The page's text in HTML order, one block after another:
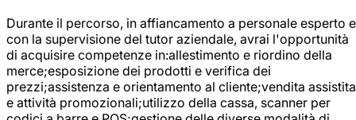
Durante il percorso, in affiancamento a personale esperto e
con la supervisione del tutor aziendale, avrai l'opportunità
di acquisire competenze in:allestimento e riordino della
merce;esposizione dei prodotti e verifica dei
prezzi;assistenza e orientamento al cliente;vendita assistita
e attività promozionali;utilizzo della cassa, scanner per